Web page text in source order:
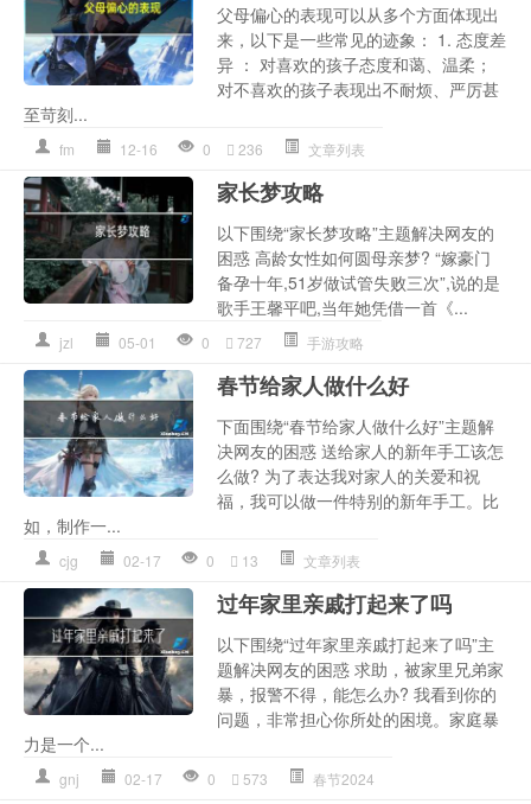
父母偏心的表现可以从多个方面体现出
来，以下是一些常见的迹象： 1. 态度差
异 ： 对喜欢的孩子态度和蔼、温柔；
对不喜欢的孩子表现出不耐烦、严厉甚
至苛刻...
fm 12-16 0 236 文章列表
家长梦攻略
以下围绕“家长梦攻略”主题解决网友的
困惑 高龄女性如何圆母亲梦? “嫁豪门
备孕十年,51岁做试管失败三次”,说的是
歌手王馨平吧,当年她凭借一首《...
jzl 05-01 0 727 手游攻略
春节给家人做什么好
下面围绕“春节给家人做什么好”主题解
决网友的困惑 送给家人的新年手工该怎
么做? 为了表达我对家人的关爱和祝
福，我可以做一件特别的新年手工。比
如，制作一...
cjg 02-17 0 13 文章列表
过年家里亲戚打起来了吗
以下围绕“过年家里亲戚打起来了吗”主
题解决网友的困惑 求助，被家里兄弟家
暴，报警不得，能怎么办? 我看到你的
问题，非常担心你所处的困境。家庭暴
力是一个...
gnj 02-17 0 573 春节2024